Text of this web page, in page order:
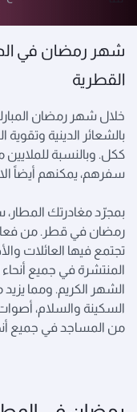
شهر رمضان في
القطرية
خلال شهر رمضان
بالشعائر الدينية
ككل. وبالنسبة
سفرهم، يمكنهم أيضاً
بمجرّد مغادرتك
رمضان في قطر. من
تجتمع فيها العائلات
المنتشرة في جميع
الشهر الكريم. ومما يزيد
السكينة والسلام،
من المساجد في جميع